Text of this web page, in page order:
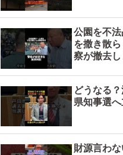
公園を不
を撒き散
察が撤去し
どうなる
県知事選へ
財源言わ